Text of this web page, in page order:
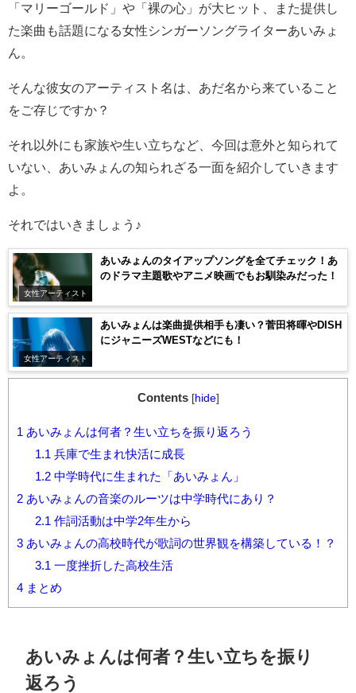
「マリーゴールド」や「裸の心」が大ヒット、また提供し
た楽曲も話題になる女性シンガーソングライターあいみょ
ん。
そんな彼女のアーティスト名は、あだ名から来ていること
をご存じですか？
それ以外にも家族や生い立ちなど、今回は意外と知られて
いない、あいみょんの知られざる一面を紹介していきます
よ。
それではいきましょう♪
女性アーティスト
あいみょんのタイアップソングを全てチェック！あ
のドラマ主題歌やアニメ映画でもお馴染みだった！
女性アーティスト
あいみょんは楽曲提供相手も凄い？菅田将暉やDISH
にジャニーズWESTなどにも！
Contents [hide]
1 あいみょんは何者？生い立ちを振り返ろう
1.1 兵庫で生まれ快活に成長
1.2中学時代に生まれた「あいみょん」
2 あいみょんの音楽のルーツは中学時代にあり？
2.1 作詞活動は中学2年生から
3 あいみょんの高校時代が歌詞の世界観を構築している！？
3.1 一度挫折した高校生活
4 まとめ
あいみょんは何者？生い立ちを振り
返ろう